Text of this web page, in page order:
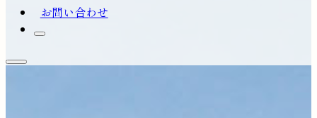
お問い合わせ